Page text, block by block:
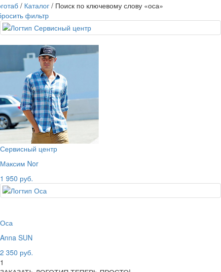
/ Каталог / Поиск по ключевому слову «оса»
фильтр
Сервисный центр
Максим Nor
1 950 руб.
Оса
Anna SUN
2 350 руб.
1